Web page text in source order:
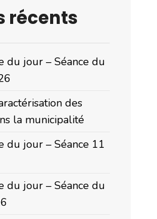
récents
du jour – Séance du
des
la municipalité
du jour – Séance 11
du jour – Séance du